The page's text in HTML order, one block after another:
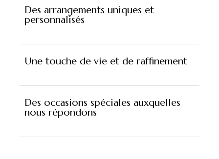
Des arrangements uniques et
personnalisés
Une touche de vie et de raffinement
Des occasions spéciales auxquelles
nous répondons